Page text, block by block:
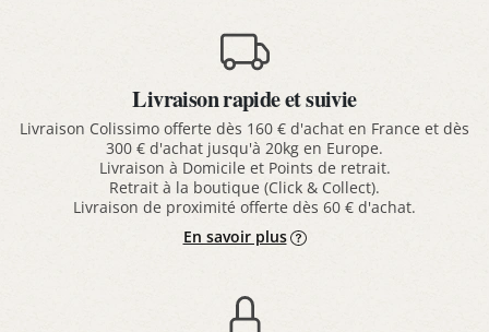
Livraison rapide et suivie
Livraison Colissimo offerte dès 160 € d'achat en France et dès
300 € d'achat jusqu'à 20kg en Europe.
Livraison à Domicile et Points de retrait.
Retrait à la boutique (Click & Collect).
Livraison de proximité offerte dès 60 € d'achat.
En savoir plus